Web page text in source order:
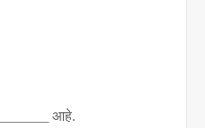
आहे.